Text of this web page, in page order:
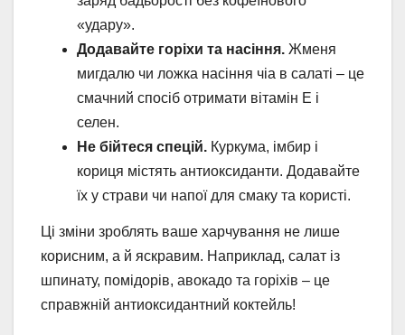
«удару».
Додавайте горіхи та насіння. Жменя
мигдалю чи ложка насіння чіа в салаті – це
смачний спосіб отримати вітамін E і
селен.
Не бійтеся спецій. Куркума, імбир і
кориця містять антиоксиданти. Додавайте
їх у страви чи напої для смаку та користі.
Ці зміни зроблять ваше харчування не лише
корисним, а й яскравим. Наприклад, салат із
шпинату, помідорів, авокадо та горіхів – це
справжній антиоксидантний коктейль!